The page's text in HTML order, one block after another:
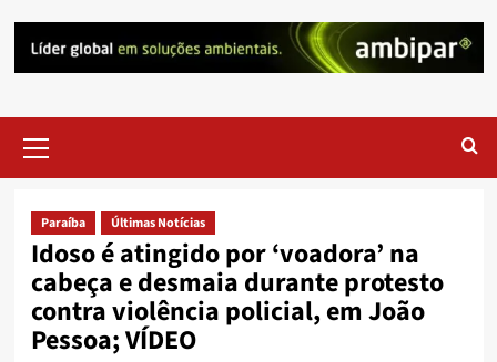
Menu
Paraíba Últimas Notícias
Idoso é atingido por ‘voadora’ na
cabeça e desmaia durante protesto
contra violência policial, em João
Pessoa; VÍDEO